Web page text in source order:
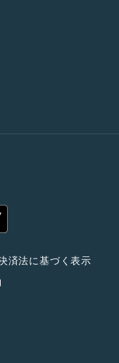
済法に基づく表示